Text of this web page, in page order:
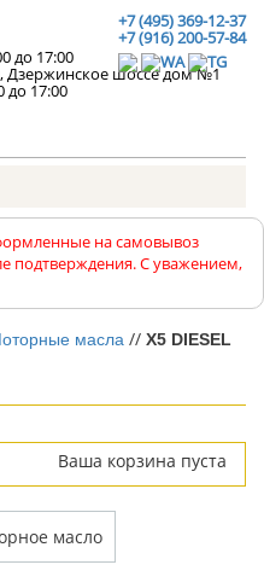
+7 (495) 369-12-37
+7 (916) 200-57-84
до 17:00
Дзержинское шоссе дом №1
до 17:00
на самовывоз
подтверждения. С уважением,
масла // X5 DIESEL
Ваша корзина пуста